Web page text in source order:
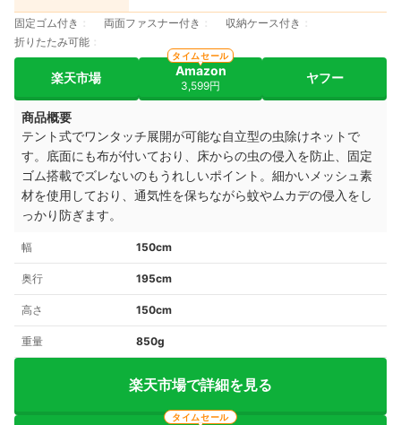
固定ゴム付き 両面ファスナー付き
収納ケース付き
折りたたみ可能
楽天市場 Amazon
3,599円
タイムセール
ヤフー
商品概要
テント式でワンタッチ展開が可能な自立型の虫除けネットで
す。底面にも布が付いており、床からの虫の侵入を防止、固定
ゴム搭載でズレないのもうれしいポイント。細かいメッシュ素
材を使用しており、通気性を保ちながら蚊やムカデの侵入をし
っかり防ぎます。
幅 150cm
奥行 195cm
高さ 150cm
重量 850g
楽天市場で詳細を見る
タイムセール